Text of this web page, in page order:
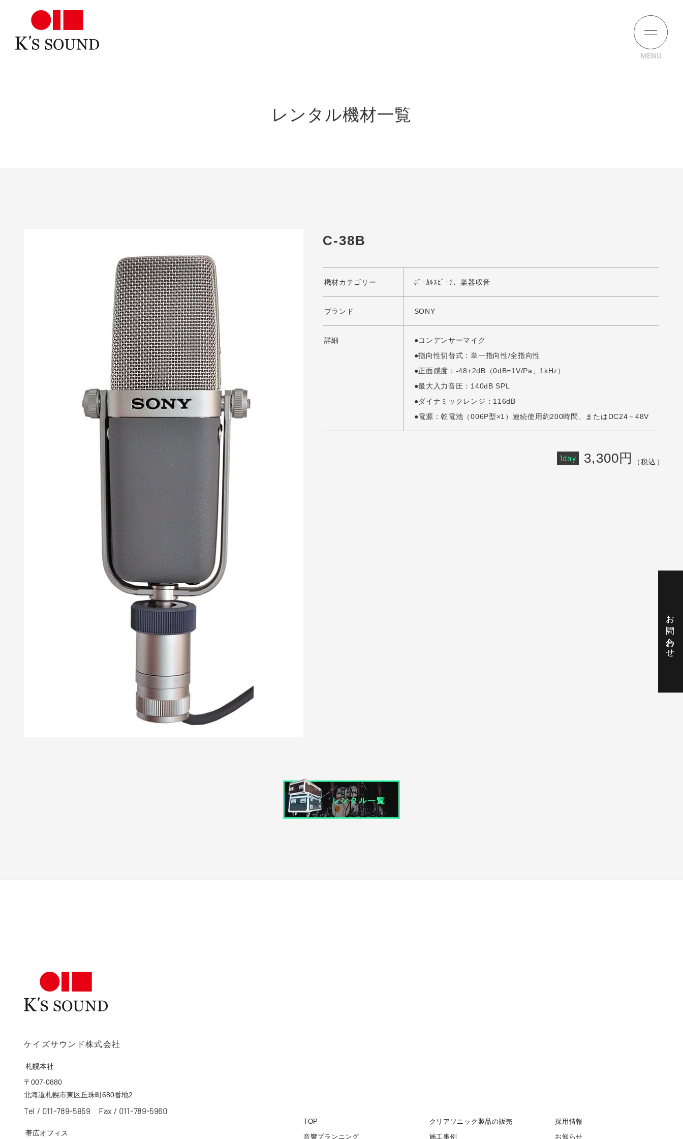
お問い合わせ
レンタル機材一覧
C-38B
機材カテゴリー ﾎﾞｰｶﾙｽﾋﾟｰﾁ、楽器収音
ブランド SONY
詳細
●コンデンサーマイク
●指向性切替式：単一指向性/全指向性
●正面感度：-48±2dB（0dB=1V/Pa、1kHz）
●最大入力音圧：140dB SPL
●ダイナミックレンジ：116dB
●電源：乾電池（006P型×1）連続使用約200時間、またはDC24－48V
1day 3,300円 （税込）
ケイズサウンド株式会社
札幌本社
〒007-0880
北海道札幌市東区丘珠町680番地2
Tel / 011-789-5959 Fax / 011-789-5960
帯広オフィス
TOP
音響プランニング
クリアソニック製品の販売
施工事例
採用情報
お知らせ